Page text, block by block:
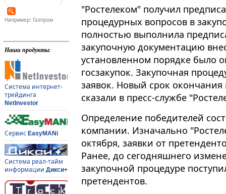
Например: Газпром
Наши продукты:
Система интернет-
трейдинга
NetInvestor
Сервис EasyMANi
Система реал-тайм
информации Дикси+
"Ростелеком" получил
процедурных вопросов в
полностью выполнила
закупочную документацию
установленном порядке было
госзакупок. Закупочная
заявок. Новый срок окончания
сказали в пресс-службе
Определение победителей
компании. Изначально
октября, заявки от
Ранее, до сегодняшнего
закупочной процедуре
претендентов.